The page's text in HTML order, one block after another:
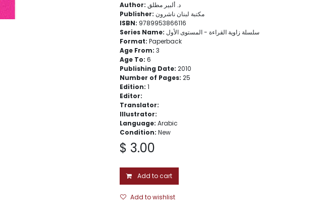
Author: د. ألبير مطلق
Publisher: مكتبة لبنان ناشرون
ISBN: 9789953866116
Series Name: سلسلة زاوية القراءة - المستوى الأول
Format: Paperback
Age From: 3
Age To: 6
Publishing Date: 2010
Number of Pages: 25
Edition: 1
Editor:
Translator:
Illustrator:
Language: Arabic
Condition: New
$ 3.00
Add to cart
Add to wishlist